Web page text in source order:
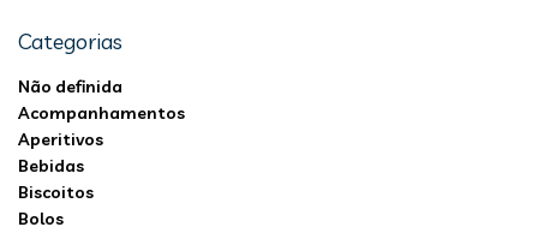
Categorias
Não definida
Acompanhamentos
Aperitivos
Bebidas
Biscoitos
Bolos